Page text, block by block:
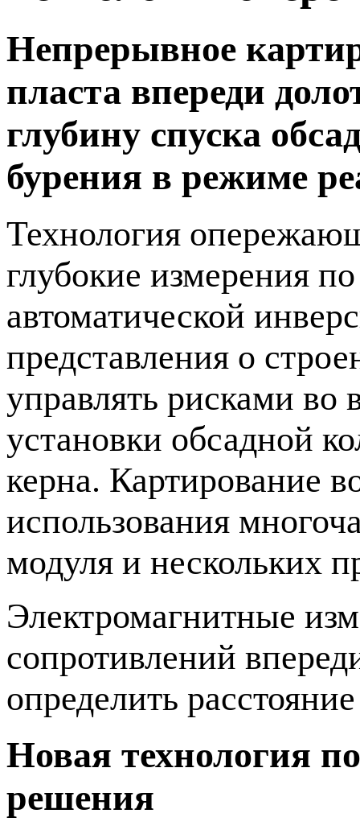
Непрерывное
пласта впереди
глубину спуска
бурения в режиме
Технология
глубокие измерения
автоматической
представления о
управлять рисками во
установки обсадной
керна. Картирование
использования
модуля и нескольких
Электромагнитные
сопротивлений
определить
Новая технология
решения